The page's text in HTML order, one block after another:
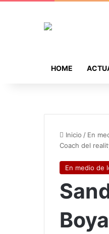
HOME
Inicio / En
Coach del
En medio de